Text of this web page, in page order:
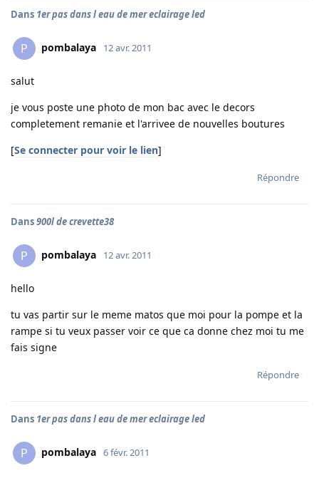
Dans 1er pas dans l eau de mer eclairage led
P pombalaya 12 avr. 2011
salut
je vous poste une photo de mon bac avec le decors
completement remanie et l'arrivee de nouvelles boutures
[Se connecter pour voir le lien]
Répondre
Dans900l de crevette38
P pombalaya 12 avr. 2011
hello
tu vas partir sur le meme matos que moi pour la pompe et la
rampe si tu veux passer voir ce que ca donne chez moi tu me
fais signe
Répondre
Dans 1er pas dans l eau de mer eclairage led
P pombalaya 6 févr. 2011